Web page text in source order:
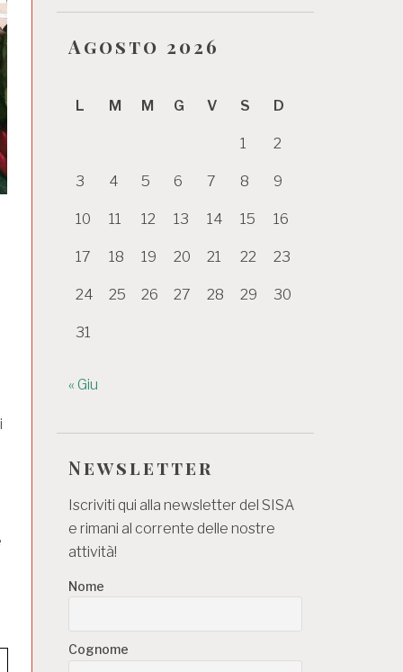
Agosto 2026
L M M G V S D
1 2
3 4 5 6 7 8 9
10 11 12 13 14 15 16
17 18 19 20 21 22 23
24 25 26 27 28 29 30
31
« Giu
Newsletter
Iscriviti qui alla newsletter del SISA
e rimani al corrente delle nostre
attività!
Nome
Cognome